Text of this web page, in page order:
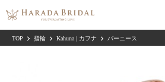
TOP 指輪 Kahuna | カフナ バーニース